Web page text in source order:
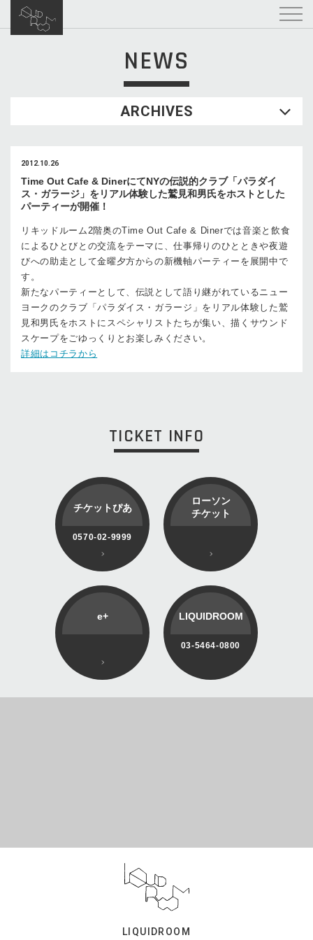
NEWS
ARCHIVES
2012.10.26
Time Out Cafe & DinerにてNYの伝説的クラブ「パラダイ
ス・ガラージ」をリアル体験した鷲見和男氏をホストとした
パーティーが開催！
リキッドルーム2階奥のTime Out Cafe & Dinerでは音楽と飲食
によるひとびとの交流をテーマに、仕事帰りのひとときや夜遊
びへの助走として金曜夕方からの新機軸パーティーを展開中で
す。
新たなパーティーとして、伝説として語り継がれているニュー
ヨークのクラブ「パラダイス・ガラージ」をリアル体験した鷲
見和男氏をホストにスペシャリストたちが集い、描くサウンド
スケープをごゆっくりとお楽しみください。
詳細はコチラから
TICKET INFO
チケットぴあ
0570-02-9999
ローソン
チケット
e+ LIQUIDROOM
03-5464-0800
LIQUIDROOM